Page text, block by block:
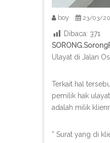
boy 23/03/
Dibaca: 371
Ulayat di Jalan
Terkait hal
pemilik hak
adalah milik
” Surat yang di